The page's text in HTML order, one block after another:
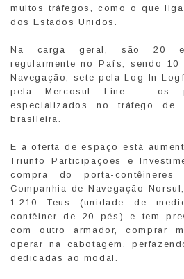
muitos tráfegos, como o que
dos Estados Unidos.
Na carga geral, são 20
regularmente no País, sendo 10
Navegação, sete pela Log-In
pela Mercosul Line – os
especializados no tráfego de
brasileira.
E a oferta de espaço está
Triunfo Participações e
compra do porta-
Companhia de Navegação
1.210 Teus (unidade de
contêiner de 20 pés) e tem
com outro armador, comprar
operar na cabotagem,
dedicadas ao modal.